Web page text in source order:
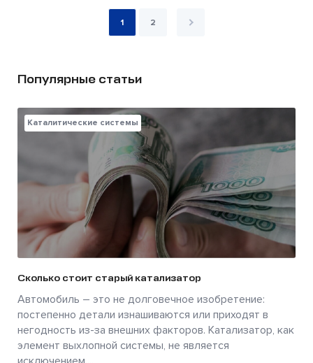
1 2
Популярные статьи
Каталитические системы
Сколько стоит старый катализатор
Автомобиль – это не долговечное изобретение:
постепенно детали изнашиваются или приходят в
негодность из-за внешних факторов. Катализатор, как
элемент выхлопной системы, не является